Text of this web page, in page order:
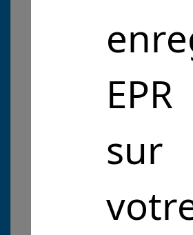
Problématique :
Entrepreneurs Pour la
Intérêt Général
numérique
Développer l'enseignement
https://
EPR
sur